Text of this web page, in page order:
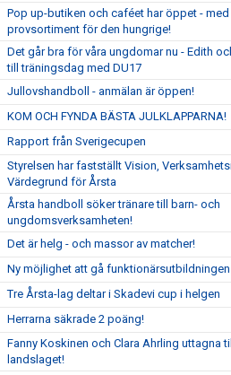
Pop up-butiken och caféet har öppet - med
provsortiment för den hungrige!
Det går bra för våra ungdomar nu - Edith
till träningsdag med DU17
Jullovshandboll - anmälan är öppen!
KOM OCH FYNDA BÄSTA JULKLAPPARNA!
Rapport från Sverigecupen
Styrelsen har fastställt Vision,
Värdegrund för Årsta
Årsta handboll söker tränare till barn- och
ungdomsverksamheten!
Det är helg - och massor av matcher!
Ny möjlighet att gå funktionärsutbildningen
Tre Årsta-lag deltar i Skadevi cup i helgen
Herrarna säkrade 2 poäng!
Fanny Koskinen och Clara Ahrling uttagna
landslaget!